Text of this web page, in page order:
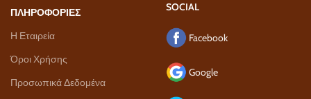
ΠΛΗΡΟΦΟΡΙΕΣ
Η Εταιρεία
Όροι Χρήσης
Προσωπικά Δεδομένα
SOCIAL
Facebook
Google